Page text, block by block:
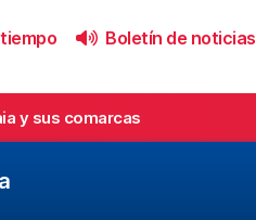
Boletín de noticias
y sus comarcas